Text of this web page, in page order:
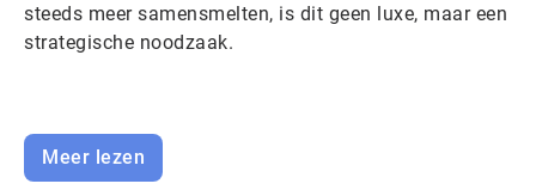
steeds meer samensmelten, is dit geen luxe, maar een
strategische noodzaak.
Meer lezen